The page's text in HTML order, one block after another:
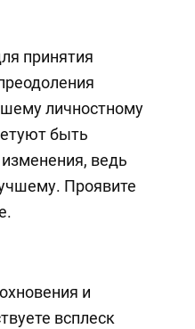
принятия
личностному
быть
ведь
Проявите
и
всплеск